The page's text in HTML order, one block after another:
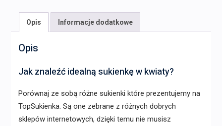
Opis Informacje dodatkowe
Opis
Jak znaleźć idealną sukienkę w kwiaty?
Porównaj ze sobą różne sukienki które prezentujemy na
TopSukienka. Są one zebrane z różnych dobrych
sklepów internetowych, dzięki temu nie musisz